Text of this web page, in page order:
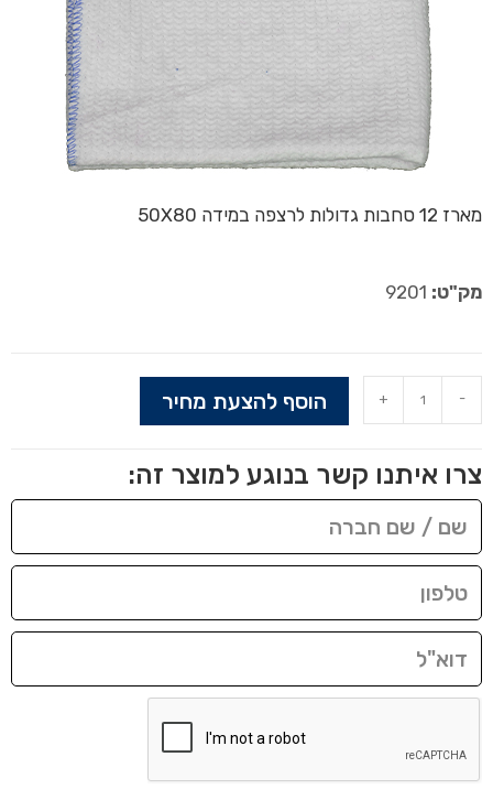
מארז 12 סחבות גדולות לרצפה במידה 50X80
מק"ט: 9201
-
+ הוסף להצעת מחיר
צרו איתנו קשר בנוגע למוצר זה: